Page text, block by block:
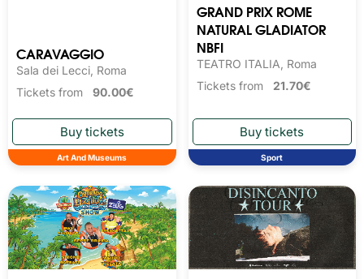
CARAVAGGIO
Sala dei Lecci, Roma
Tickets from 90.00€
Art And Museums
GRAND PRIX ROME
NATURAL GLADIATOR
NBFI
TEATRO ITALIA, Roma
Tickets from 21.70€
Sport